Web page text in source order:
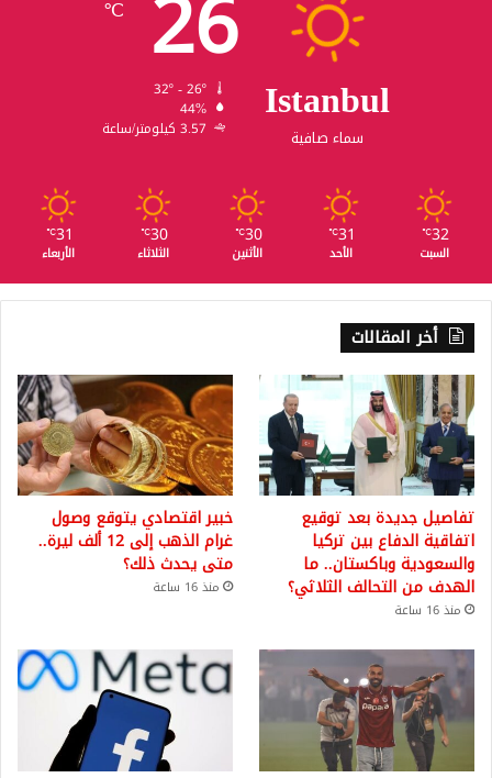
Istanbul
سماء صافية
℃
44%
3.57 كيلومتر/ساعة
32
℃
السبت
31
℃
الأحد
30
℃
الأثنين
30
℃
الثلاثاء
31
℃
الأربعاء
أخر المقالات
تفاصيل جديدة بعد توقيع
اتفاقية الدفاع بين تركيا
والسعودية وباكستان.. ما
الهدف من التحالف الثلاثي؟
منذ 16 ساعة
خبير اقتصادي يتوقع وصول
غرام الذهب إلى 12 ألف ليرة..
متى يحدث ذلك؟
منذ 16 ساعة